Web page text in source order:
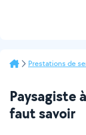
Prestations de
Paysagiste
faut savoir